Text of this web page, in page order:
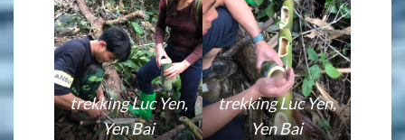
trekking Luc Yen,
Yen Bai
trekking Luc Yen,
Yen Bai